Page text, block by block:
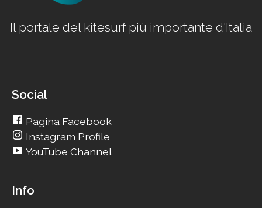
Il portale del kitesurf più importante d'Italia
Social
Pagina Facebook
Instagram Profile
YouTube Channel
Info